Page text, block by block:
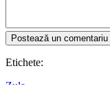
Postează un comentariu
Etichete:
Zula